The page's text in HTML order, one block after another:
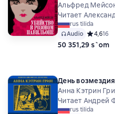
Альфред
Читает
rus tilida
Audio Средний
4,616
50 351,29 s`om
День возмездия
Анна Кэтрин
Читает Андрей
rus tilida